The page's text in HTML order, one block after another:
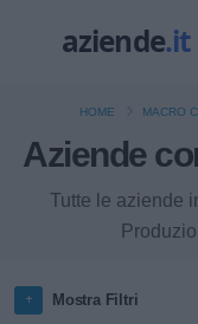
Aziende
Tutte le aziende
HOME MACRO
Mostra Filtri